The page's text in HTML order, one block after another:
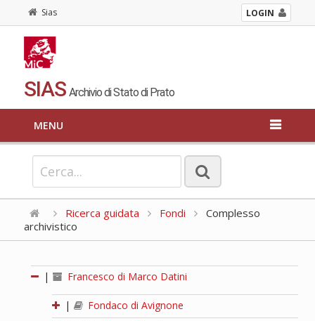
Sias LOGIN
SIAS Archivio di Stato di Prato
MENU
Ricerca guidata Fondi
Complesso
archivistico
| Francesco di Marco Datini
|
Fondaco di Avignone